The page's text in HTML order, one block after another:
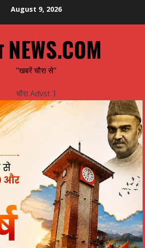
August 9, 2026
NEWS.COM
"खबरें चौरा से"
चौरा Advst 1